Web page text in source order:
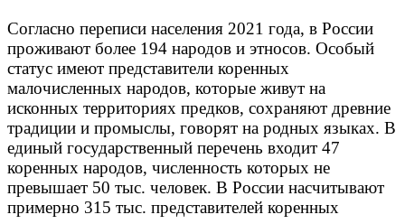
Согласно переписи населения 2021 года, в России
проживают более 194 народов и этносов. Особый
статус имеют представители коренных
малочисленных народов, которые живут на
исконных территориях предков, сохраняют древние
традиции и промыслы, говорят на родных языках. В
единый государственный перечень входит 47
коренных народов, численность которых не
превышает 50 тыс. человек. В России насчитывают
примерно 315 тыс. представителей коренных